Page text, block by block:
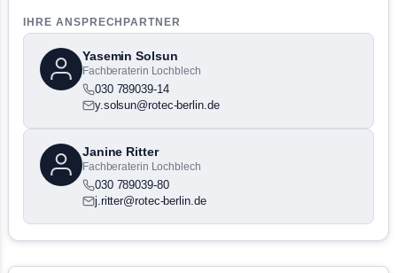
IHRE ANSPRECHPARTNER
Yasemin Solsun
Fachberaterin Lochblech
030 789039-14
y.solsun@rotec-berlin.de
Janine Ritter
Fachberaterin Lochblech
030 789039-80
j.ritter@rotec-berlin.de